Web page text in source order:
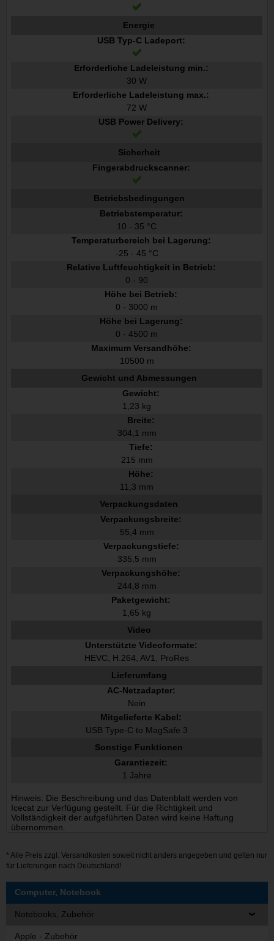
Energie
USB Typ-C Ladeport:
Erforderliche Ladeleistung min.:
30 W
Erforderliche Ladeleistung max.:
72 W
USB Power Delivery:
Sicherheit
Fingerabdruckscanner:
Betriebsbedingungen
Betriebstemperatur:
10 - 35 °C
Temperaturbereich bei Lagerung:
-25 - 45 °C
Relative Luftfeuchtigkeit in Betrieb:
0 - 90
Höhe bei Betrieb:
0 - 3000 m
Höhe bei Lagerung:
0 - 4500 m
Maximum Versandhöhe:
10500 m
Gewicht und Abmessungen
Gewicht:
1,23 kg
Breite:
304,1 mm
Tiefe:
215 mm
Höhe:
11,3 mm
Verpackungsdaten
Verpackungsbreite:
55,4 mm
Verpackungstiefe:
335,5 mm
Verpackungshöhe:
244,8 mm
Paketgewicht:
1,65 kg
Video
Unterstützte Videoformate:
HEVC, H.264, AV1, ProRes
Lieferumfang
AC-Netzadapter:
Nein
Mitgelieferte Kabel:
USB Type-C to MagSafe 3
Sonstige Funktionen
Garantiezeit:
1 Jahre
Hinweis: Die Beschreibung und das Datenblatt werden von
Icecat zur Verfügung gestellt. Für die Richtigkeit und
Vollständigkeit der aufgeführten Daten wird keine Haftung
übernommen.
* Alle Preis zzgl. Versandkosten soweit nicht anders angegeben und gelten nur
für Lieferungen nach Deutschland!
Computer, Notebook
Notebooks, Zubehör
Apple - Zubehör